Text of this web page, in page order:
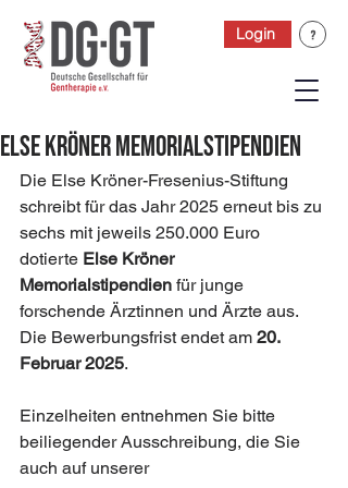
Login
Else Kröner Memorialstipendien
Die Else Kröner-Fresenius-Stiftung
schreibt für das Jahr 2025 erneut bis zu
sechs mit jeweils 250.000 Euro
dotierte Else Kröner
Memorialstipendien für junge
forschende Ärztinnen und Ärzte aus.
Die Bewerbungsfrist endet am 20.
Februar 2025.
Einzelheiten entnehmen Sie bitte
beiliegender Ausschreibung, die Sie
auch auf unserer